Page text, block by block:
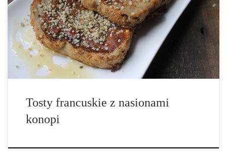
śniadanie. Jest to nie tylko smaczny sposób, aby rozpocząć swój
dzień, ale także bardzo szybki w przygotowaniu. W mniej niż 15
minut będziesz mógł cieszyć się gotowym posiłkiem przy filiżance
[…]
Tosty francuskie z nasionami
konopi